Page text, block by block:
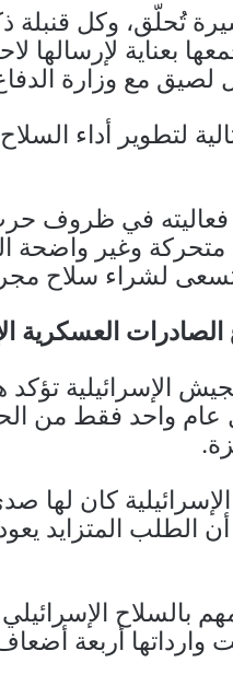
تُحلّق، وكل
بعناية لإرسالها
مع وزارة الدفاع
لتطوير أداء
فعاليته في ظروف
وغير واضحة
تسعى لشراء سلاح
الصادرات العسكرية
الإسرائيلية
عام واحد فقط من
كان
الطلب المتزايد
بالسلاح